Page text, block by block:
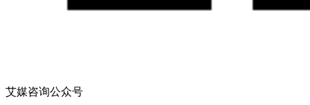
艾媒咨询公众号